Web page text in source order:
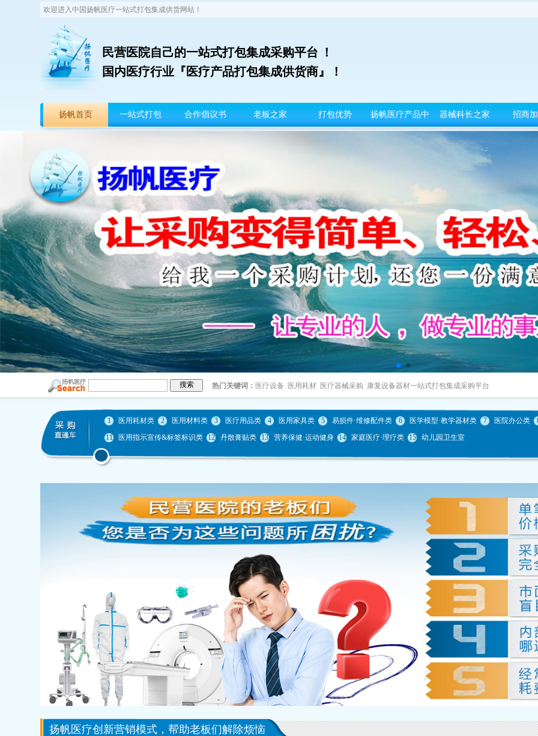
欢迎进入中国扬帆医疗一站式打包集成供货网站！
民营医院自己的一站式打包集成采购平台 ！
国内医疗行业『医疗产品打包集成供货商』！
扬帆首页 一站式打包 合作倡议书 老板之家 打包优势 扬帆医疗产品中 器械科长之家 招商
搜索 热门关键词： 医疗设备 医用耗材 医疗器械采购 康复设备器材一站式打包集成采购平台
1 医用耗材类 2 医用材料类 3 医疗用品类 4 医用家具类 5 易损件·维修配件类 6 医学模型·教学器材类 7 医院办公类
11
医用指示宣传&标签标识类 12 丹散膏贴类 13 营养保健·运动健身 14 家庭医疗·理疗类 15 幼儿园卫生室
扬帆医疗创新营销模式，帮助老板们解除烦恼